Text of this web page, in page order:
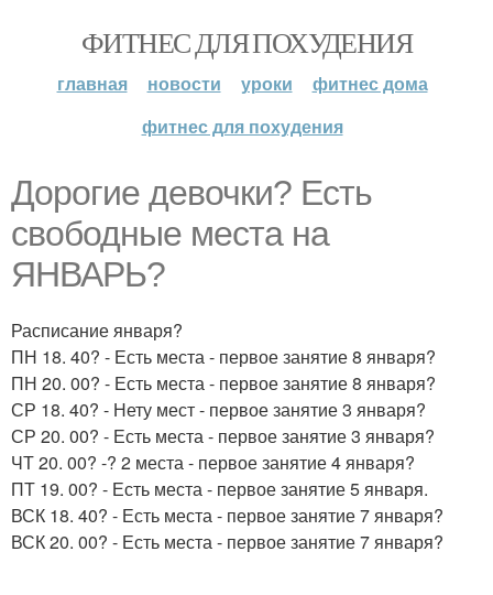
ФИТНЕС ДЛЯ ПОХУДЕНИЯ
главная новости уроки
фитнес дома
фитнес для похудения
Дорогие девочки? Есть
свободные места на
ЯНВАРЬ?
Расписание января?
ПН 18. 40? - Есть места - первое занятие 8 января?
ПН 20. 00? - Есть места - первое занятие 8 января?
СР 18. 40? - Нету мест - первое занятие 3 января?
СР 20. 00? - Есть места - первое занятие 3 января?
ЧТ 20. 00? -? 2 места - первое занятие 4 января?
ПТ 19. 00? - Есть места - первое занятие 5 января.
ВСК 18. 40? - Есть места - первое занятие 7 января?
ВСК 20. 00? - Есть места - первое занятие 7 января?